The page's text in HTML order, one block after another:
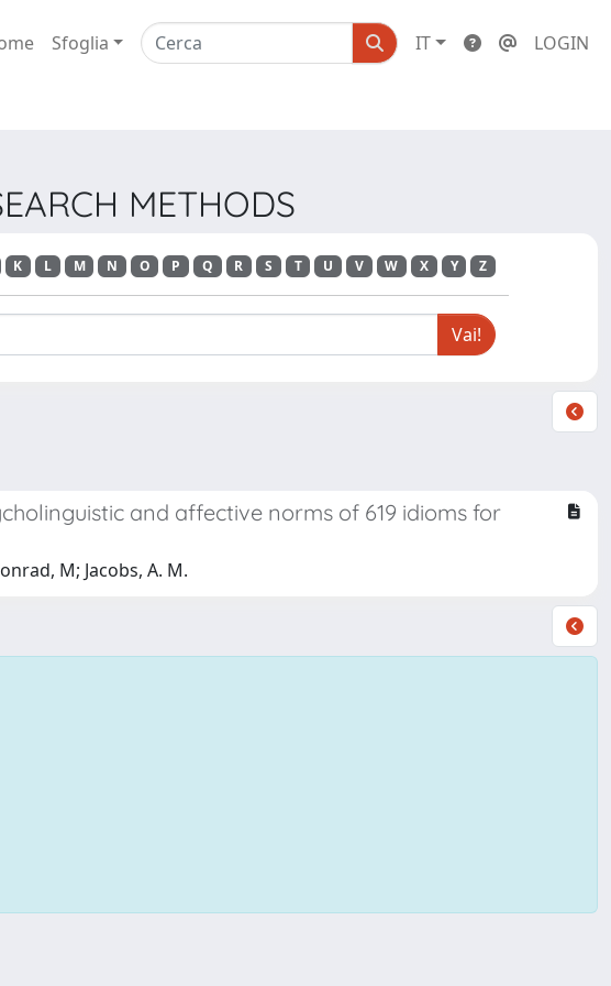
Sfoglia IT LOGIN
METHODS
K L M N O P Q R S T U V W X Y Z
and affective norms of 619 idioms for
M; Jacobs, A. M.